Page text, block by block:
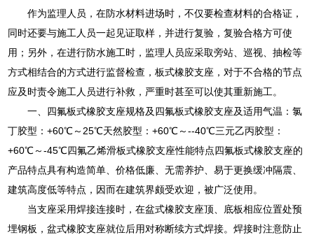
作为监理人员，在防水材料进场时，不仅要检查材料的合格证，
同时还要与施工人员一起见证取样，并进行复验，复验合格方可使
用；另外，在进行防水施工时，监理人员应采取旁站、巡视、抽检等
方式相结合的方式进行监督检查，板式橡胶支座，对于不合格的节点
应及时责令施工人员进行补救，严重时甚至可以使其重新施工。
一、四氟板式橡胶支座规格及四氟板式橡胶支座及适用气温：氯
丁胶型：+60℃～25℃天然胶型：+60℃～--40℃三元乙丙胶型：
+60℃～-45℃四氟乙烯滑板式橡胶支座性能特点四氟板式橡胶支座的
产品特点具有构造简单、价格低廉、无需养护、易于更换缓冲隔震、
建筑高度低等特点，因而在建筑界颇受欢迎，被广泛使用。
当支座采用焊接连接时，在盆式橡胶支座顶、底板相应位置处预
埋钢板，盆式橡胶支座就位后用对称断续方式焊接。焊接时注意防止